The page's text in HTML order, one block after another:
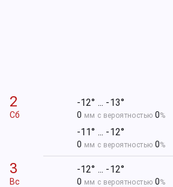
2
Сб
-12° ... -13°
0 мм с вероятностью 0%
-11° ... -12°
0 мм с вероятностью 0%
3
Вс
-12° ... -12°
0 мм с вероятностью 0%